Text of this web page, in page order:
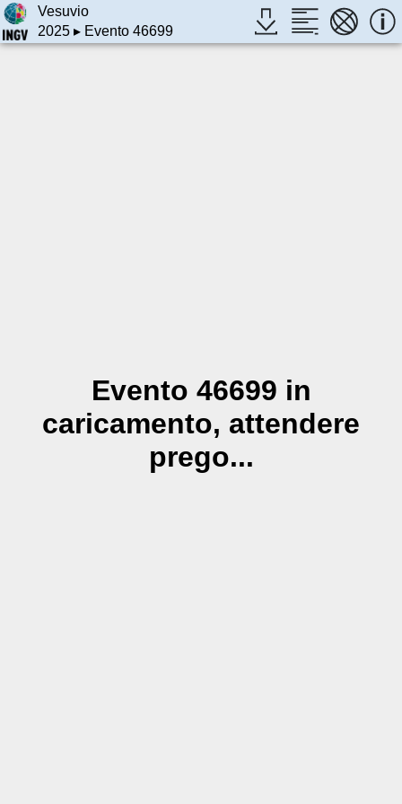
Vesuvio
2025▸ Evento 46699
Evento 46699 in
caricamento, attendere
prego...